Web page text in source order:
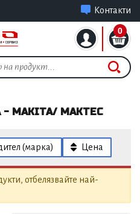
Контакти
0
MAKTEC
(марка) Цена
отбелязвайте най-